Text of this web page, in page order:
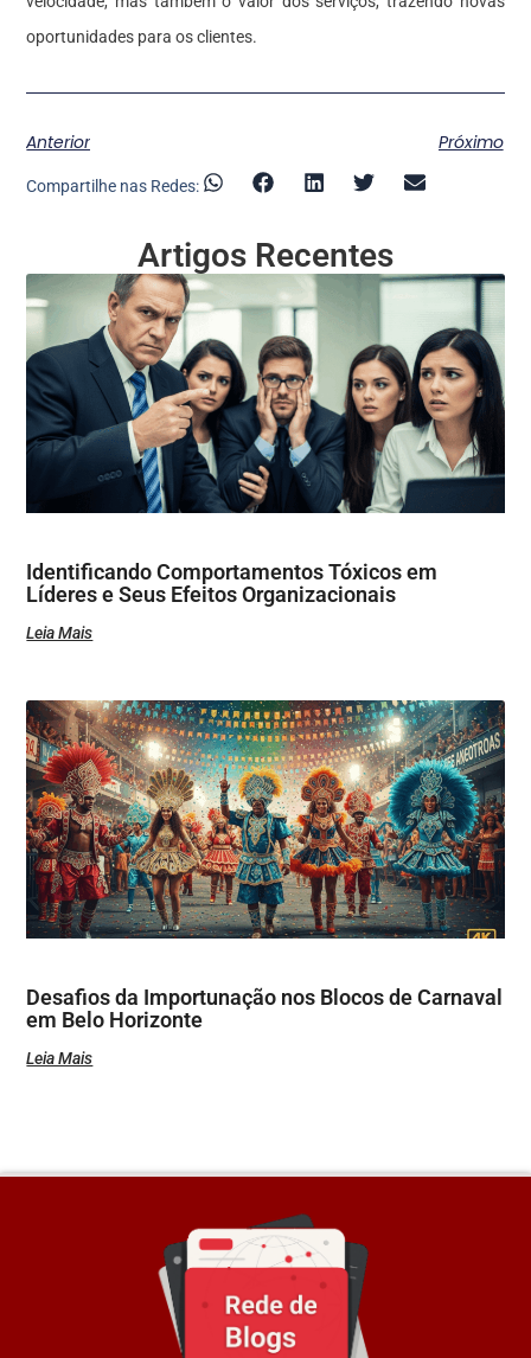
oportunidades para os clientes.
Anterior Próximo
Compartilhe nas Redes:
Artigos Recentes
Identificando Comportamentos Tóxicos em
Líderes e Seus Efeitos Organizacionais
Leia Mais
Desafios da Importunação nos Blocos de Carnaval
em Belo Horizonte
Leia Mais